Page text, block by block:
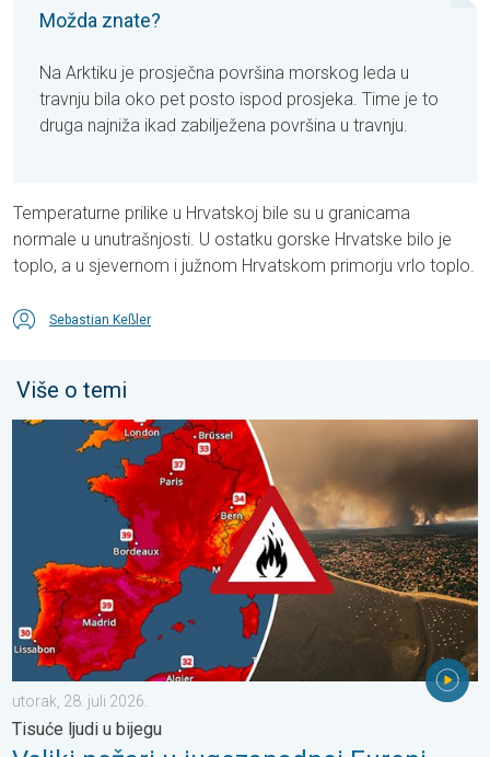
Možda znate?
Na Arktiku je prosječna površina morskog leda u
travnju bila oko pet posto ispod prosjeka. Time je to
druga najniža ikad zabilježena površina u travnju.
Temperaturne prilike u Hrvatskoj bile su u granicama
normale u unutrašnjosti. U ostatku gorske Hrvatske bilo je
toplo, a u sjevernom i južnom Hrvatskom primorju vrlo toplo.
Sebastian Keßler
Više o temi
Veliki požari u jugozapadnoj Europi. Tisuće ljudi u bijegu. . .
utorak, 28. juli 2026.
Tisuće ljudi u bijegu